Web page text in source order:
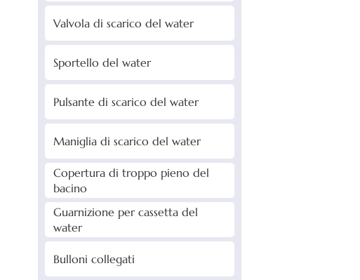
Valvola di scarico del water
Sportello del water
Pulsante di scarico del water
Maniglia di scarico del water
Copertura di troppo pieno del
bacino
Guarnizione per cassetta del
water
Bulloni collegati